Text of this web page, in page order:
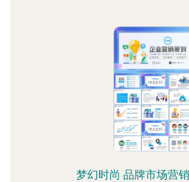
梦幻时尚 品牌市场营